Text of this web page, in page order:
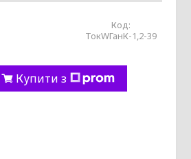
Код:
ТокWГанК-1,2-39
Купити з